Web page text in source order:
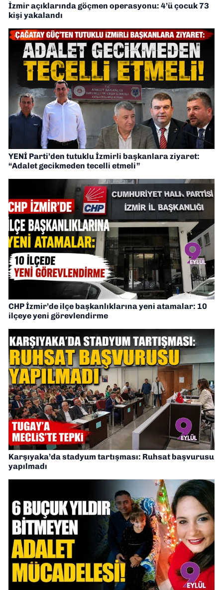
İzmir açıklarında göçmen operasyonu: 4’ü çocuk 73
kişi yakalandı
YENİ Parti’den tutuklu İzmirli başkanlara ziyaret:
“Adalet gecikmeden tecelli etmeli”
CHP İzmir’de ilçe başkanlıklarına yeni atamalar: 10
ilçeye yeni görevlendirme
Karşıyaka’da stadyum tartışması: Ruhsat başvurusu
yapılmadı